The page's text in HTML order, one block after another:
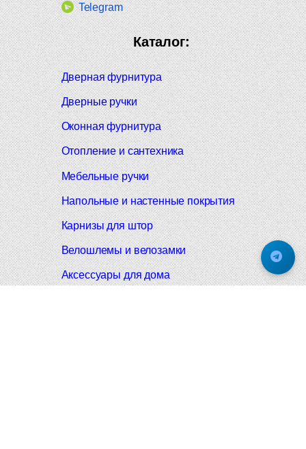
Telegram
Каталог:
Дверная фурнитура
Дверные ручки
Оконная фурнитура
Отопление и сантехника
Мебельные ручки
Напольные и настенные покрытия
Карнизы для штор
Велошлемы и велозамки
Аксессуары для дома